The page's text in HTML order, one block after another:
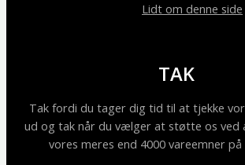
Lidt om denne side
TAK
Tak fordi du tager dig tid til at tjekke
ud og tak når du vælger at støtte os ved
vores meres end 4000 vareemner på